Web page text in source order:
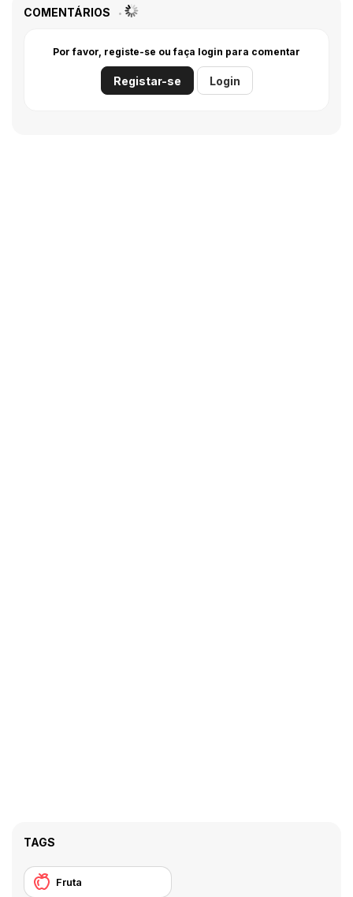
COMENTÁRIOS
Por favor, registe-se ou faça login para comentar
Registar-se Login
TAGS
Fruta